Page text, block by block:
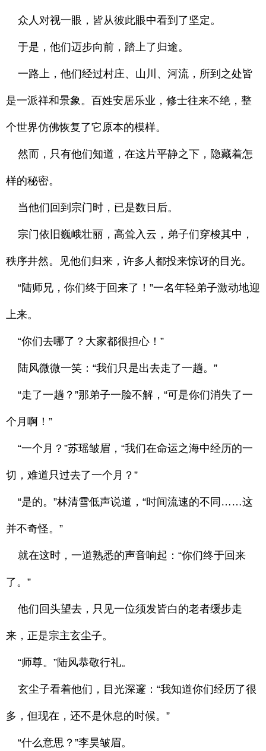
众人对视一眼，皆从彼此眼中看到了坚定。
于是，他们迈步向前，踏上了归途。
一路上，他们经过村庄、山川、河流，所到之处皆
是一派祥和景象。百姓安居乐业，修士往来不绝，整
个世界仿佛恢复了它原本的模样。
然而，只有他们知道，在这片平静之下，隐藏着怎
样的秘密。
当他们回到宗门时，已是数日后。
宗门依旧巍峨壮丽，高耸入云，弟子们穿梭其中，
秩序井然。见他们归来，许多人都投来惊讶的目光。
“陆师兄，你们终于回来了！”一名年轻弟子激动地迎
上来。
“你们去哪了？大家都很担心！”
陆风微微一笑：“我们只是出去走了一趟。”
“走了一趟？”那弟子一脸不解，“可是你们消失了一
个月啊！”
“一个月？”苏瑶皱眉，“我们在命运之海中经历的一
切，难道只过去了一个月？”
“是的。”林清雪低声说道，“时间流速的不同……这
并不奇怪。”
就在这时，一道熟悉的声音响起：“你们终于回来
了。”
他们回头望去，只见一位须发皆白的老者缓步走
来，正是宗主玄尘子。
“师尊。”陆风恭敬行礼。
玄尘子看着他们，目光深邃：“我知道你们经历了很
多，但现在，还不是休息的时候。”
“什么意思？”李昊皱眉。